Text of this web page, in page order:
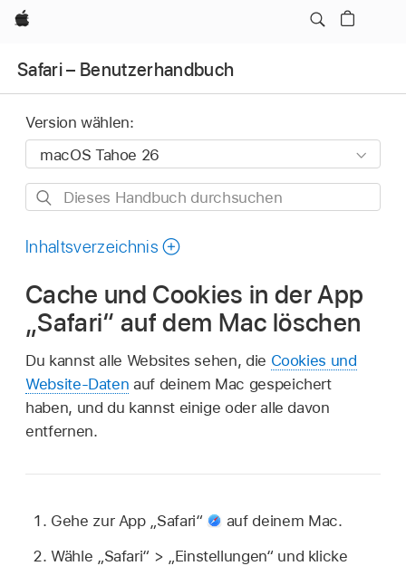
Apple
Safari – Benutzerhandbuch
Version wählen:
Dieses
durchsuchen
Inhaltsverzeichnis
Cache und Cookies in der App
„Safari“ auf dem Mac löschen
Du kannst alle Websites sehen, die Cookies und
Website-Daten auf deinem Mac gespeichert
haben, und du kannst einige oder alle davon
entfernen.
Gehe zur App „Safari“
auf deinem Mac.
Wähle „Safari“ > „Einstellungen“ und klicke